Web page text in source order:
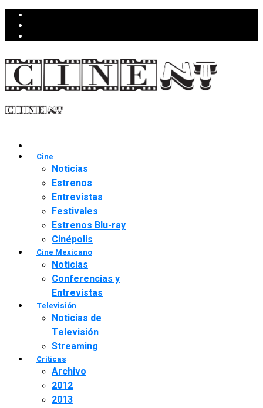
Cine
Noticias
Estrenos
Entrevistas
Festivales
Estrenos Blu-ray
Cinépolis
Cine Mexicano
Noticias
Conferencias y
Entrevistas
Televisión
Noticias de
Televisión
Streaming
Críticas
Archivo
2012
2013